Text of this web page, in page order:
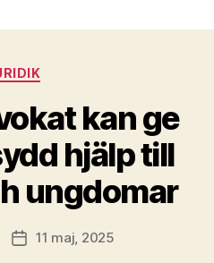
Kategorier
kan ge
hjälp till
ungdomar
Inläggsdatum
11 maj, 2025